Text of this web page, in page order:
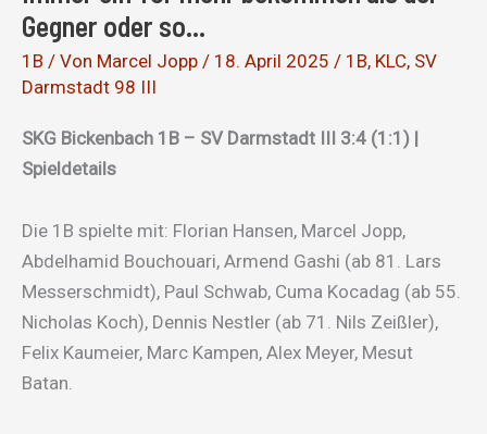
Gegner oder so…
1B / Von Marcel Jopp / 18. April 2025 / 1B, KLC, SV
Darmstadt 98 III
SKG Bickenbach 1B – SV Darmstadt III 3:4 (1:1) |
Spieldetails
Die 1B spielte mit: Florian Hansen, Marcel Jopp,
Abdelhamid Bouchouari, Armend Gashi (ab 81. Lars
Messerschmidt), Paul Schwab, Cuma Kocadag (ab 55.
Nicholas Koch), Dennis Nestler (ab 71. Nils Zeißler),
Felix Kaumeier, Marc Kampen, Alex Meyer, Mesut
Batan.